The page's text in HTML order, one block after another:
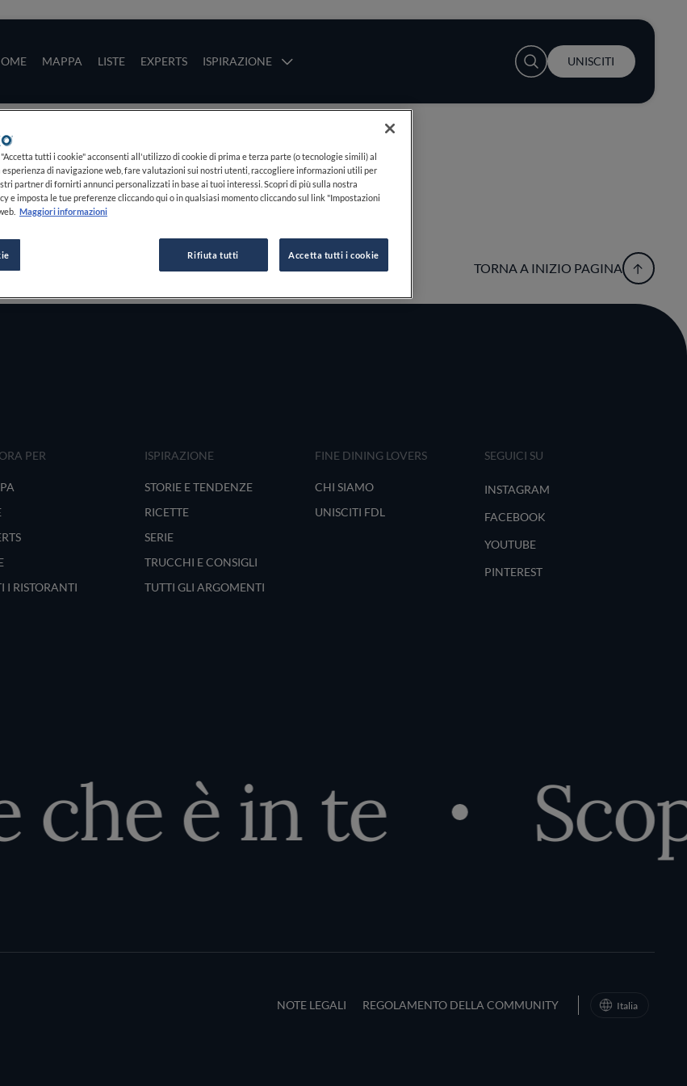
MAPPA LISTE EXPERTS ISPIRAZIONE
User account menu
UNISCITI
TORNA A INIZIO PAGINA
PER
I RISTORANTI
ISPIRAZIONE
STORIE E TENDENZE
RICETTE
SERIE
TRUCCHI E CONSIGLI
TUTTI GLI ARGOMENTI
FINE DINING LOVERS
CHI SIAMO
UNISCITI FDL
SEGUICI SU
INSTAGRAM
FACEBOOK
YOUTUBE
PINTEREST
è in te
Terms and Conditions
NOTE LEGALI REGOLAMENTO DELLA COMMUNITY Italia
tutti i cookie" acconsenti all'utilizzo di cookie di prima e terza parte (o tecnologie simili) al
di navigazione web, fare valutazioni sui nostri utenti, raccogliere informazioni utili per
partner di fornirti annunci personalizzati in base ai tuoi interessi. Scopri di più sulla nostra
e imposta le tue preferenze cliccando qui o in qualsiasi momento cliccando sul link "Impostazioni
Maggiori informazioni
Rifiuta tutti Accetta tutti i cookie